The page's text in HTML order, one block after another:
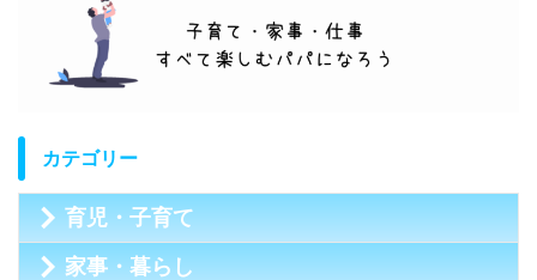
カテゴリー
育児・子育て
家事・暮らし